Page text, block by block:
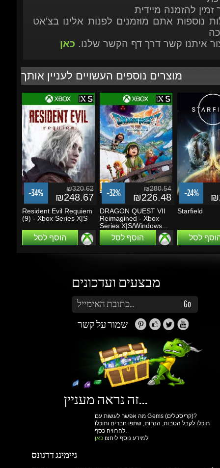
מוצרים נוספים העשויים לעניין אותך
-34% ₪320.62
₪248.67
Resident Evil Requiem
(9) - Xbox Series X|S
הוסף לסל
-32% ₪280.54
₪226.48
DRAGON QUEST VII
Reimagined - Xbox
Series X|S/Windows...
הוסף לסל
-24%
Starfield
הוסף לסל
מבצעים ועדכונים
הזן את כתובת הדוא"ל שלך כדי להירשם לעדכונים ומבצעים
Go
זה נראה מעניין...
מה אפשר לעשות עם Gems (קריסטלים)?
תוכלו לקבל הטבות, הנחות, שתפו חברים ותוכלו
להרוויח כסף.
למידע נוסף ליחצוכאן
גיימינג דרגונס
תנאי שימוש הצהרת
נגישות ואבטחת מידע
הרשם עכשיו!
יותר קניות ביום